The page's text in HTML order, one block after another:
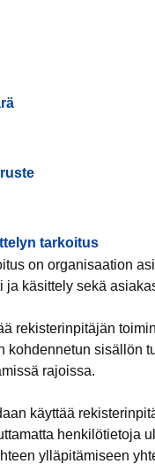
tarkoitus
on organisaation
ja käsittely sekä
rekisterinpitäjän
kohdennetun sisällön
rajoissa.
käyttää
henkilötietoja
ylläpitämiseen